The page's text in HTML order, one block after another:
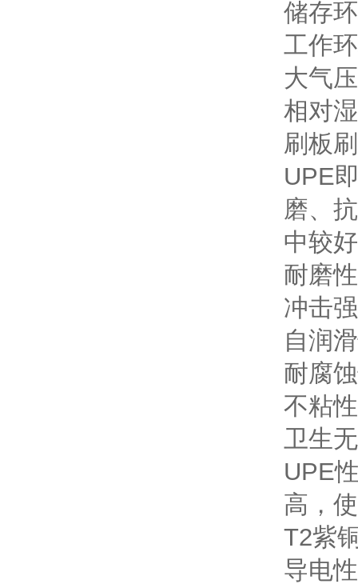
储存
工作
大气
相对
刷板
UPE
磨、
中较
耐磨
冲击
自润
耐腐
不粘
卫生
UPE
高，
T2紫
导电